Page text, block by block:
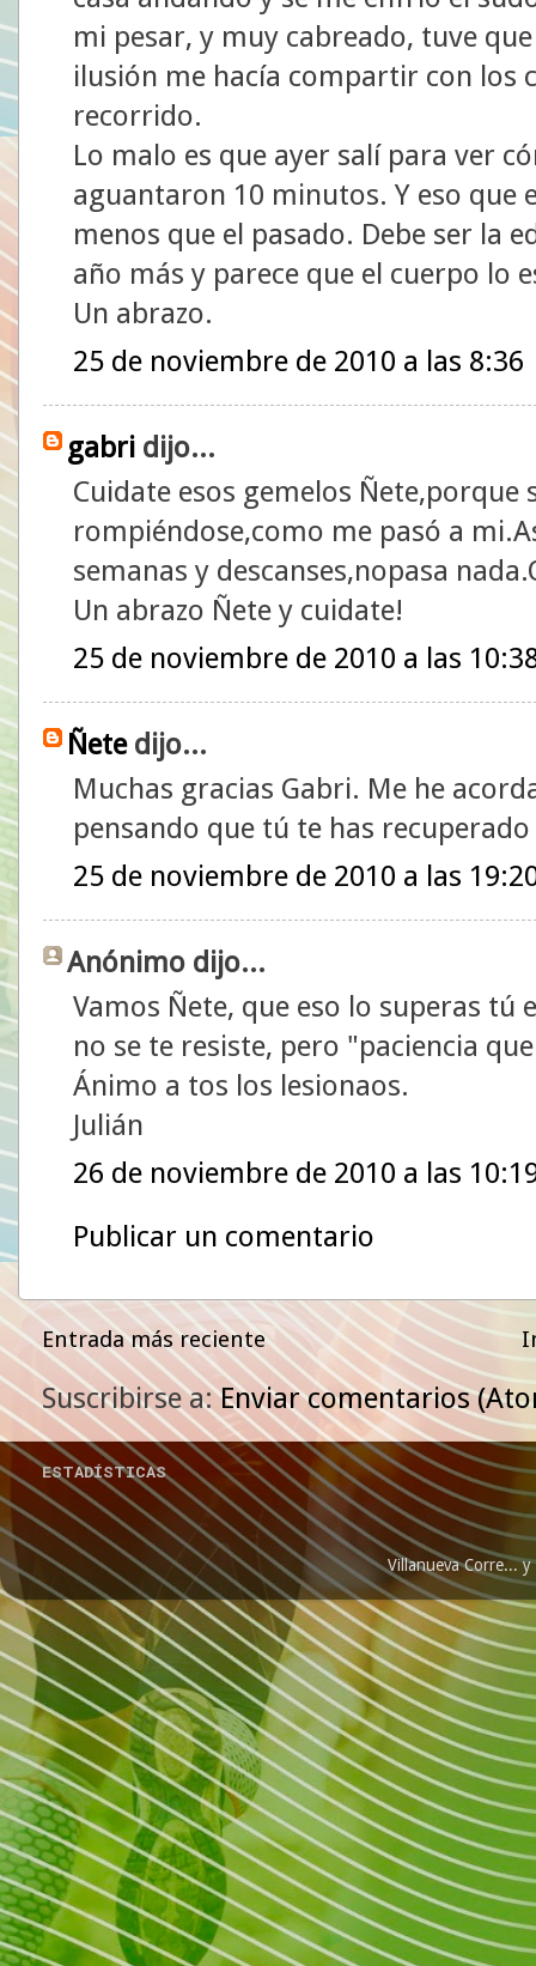
mi pesar, y muy cabreado, tuve
ilusión me hacía compartir con los
recorrido.
Lo malo es que ayer salí para ver
aguantaron 10 minutos. Y eso que
menos que el pasado. Debe ser la
año más y parece que el cuerpo lo
Un abrazo.
25 de noviembre de 2010 a las 8:36
gabri dijo...
Cuidate esos gemelos
rompiéndose,como me pasó a
semanas y descanses,nopasa
Un abrazo Ñete y cuidate!
25 de noviembre de 2010 a las
Ñetedijo...
Muchas gracias Gabri. Me he
pensando que tú te has
25 de noviembre de 2010 a las
Anónimo dijo...
Vamos Ñete, que eso lo superas tú
no se te resiste, pero "paciencia
Ánimo a tos los lesionaos.
Julián
26 de noviembre de 2010 a las
Publicar un comentario
Entrada más reciente
Suscribirse a:Enviar comentarios
ESTADÍSTICAS
Villanueva Corre...